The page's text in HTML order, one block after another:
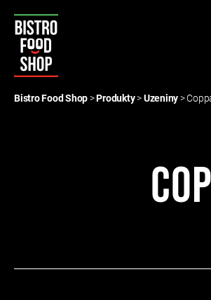
Food
Bistro Food Shop>Produkty>Uzeniny>